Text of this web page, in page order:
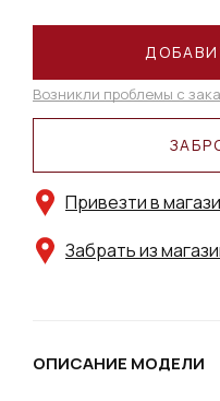
Привезти в
Забрать из
Возникли проблемы с
ОПИСАНИЕ МОДЕЛИ